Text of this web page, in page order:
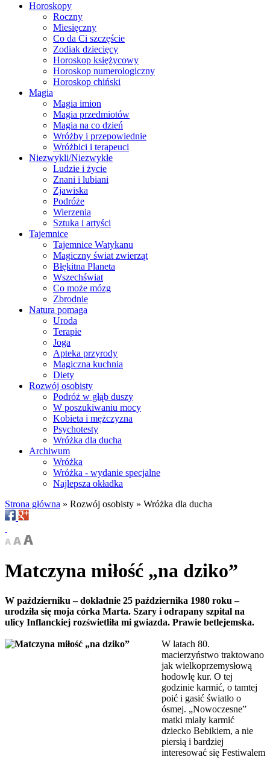
Horoskopy
Roczny
Miesięczny
Co da Ci szczęście
Zodiak dziecięcy
Horoskop księżycowy
Horoskop numerologiczny
Horoskop chiński
Magia
Magia imion
Magia przedmiotów
Magia na co dzień
Wróżby i przepowiednie
Wróżbici i terapeuci
Niezwykli/Niezwykłe
Ludzie i życie
Znani i lubiani
Zjawiska
Podróże
Wierzenia
Sztuka i artyści
Tajemnice
Tajemnice Watykanu
Magiczny świat zwierząt
Błękitna Planeta
Wszechświat
Co może mózg
Zbrodnie
Natura pomaga
Uroda
Terapie
Joga
Apteka przyrody
Magiczna kuchnia
Diety
Rozwój osobisty
Podróż w głąb duszy
W poszukiwaniu mocy
Kobieta i mężczyzna
Psychotesty
Wróżka dla ducha
Archiwum
Wróżka
Wróżka - wydanie specjalne
Najlepsza okładka
Strona główna » Rozwój osobisty » Wróżka dla ducha
Matczyna miłość „na dziko”
W październiku – dokładnie 25 października 1980 roku –
urodziła się moja córka Marta. Szary i odrapany szpital na
ulicy Inflanckiej rozświetliła mi gwiazda. Prawie betlejemska.
W latach 80.
macierzyństwo traktowano
jak wielkoprzemysłową
hodowlę kur. O tej
godzinie karmić, o tamtej
poić i gasić światło o
ósmej. „Nowoczesne”
matki miały karmić
dziecko Bebikiem, a nie
piersią i bardziej
interesować się Festiwalem